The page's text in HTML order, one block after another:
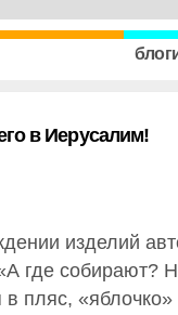
в Иерусалим!
изделий
где собирают?
пляс,